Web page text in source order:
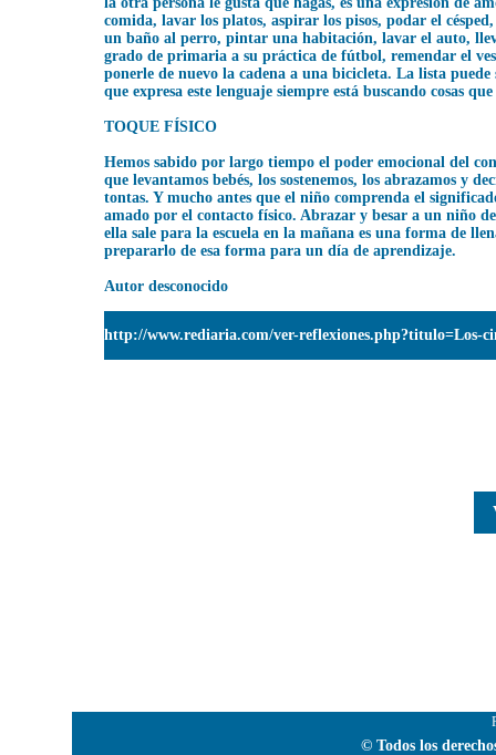
comida, lavar los platos, aspirar los pisos, podar el
un baño al perro, pintar una habitación, lavar el auto,
grado de primaria a su práctica de fútbol, remendar el
ponerle de nuevo la cadena a una bicicleta. La lista
que expresa este lenguaje siempre está buscando cosas
TOQUE FÍSICO
Hemos sabido por largo tiempo el poder emocional del
que levantamos bebés, los sostenemos, los abrazamos y
tontas. Y mucho antes que el niño comprenda el
amado por el contacto físico. Abrazar y besar a un niño de
ella sale para la escuela en la mañana es una forma de
prepararlo de esa forma para un día de aprendizaje.
Autor desconocido
http://www.rediaria.com/ver-reflexiones.php?titulo=Los-
© Todos los